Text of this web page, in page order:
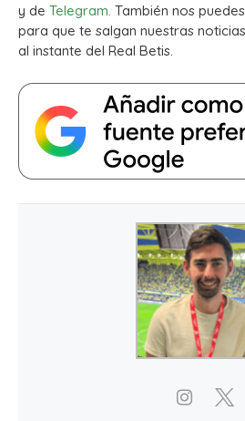
y de Telegram. También nos
para que te salgan nuestras
al instante del Real Betis.